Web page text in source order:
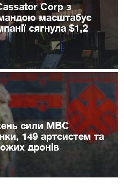
Corp з
масштабує
сягнула $1,2
сили МВС
149 артсистем та
дронів